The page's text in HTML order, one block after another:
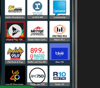
Entre Creadores | Podcast